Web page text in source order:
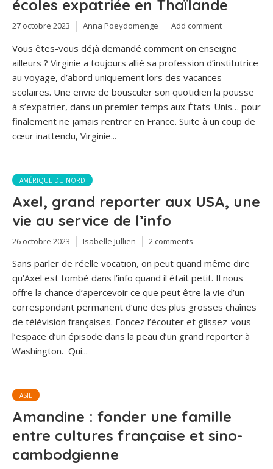
écoles expatriée en Thaïlande
27 octobre 2023 Anna Poeydomenge Add comment
Vous êtes-vous déjà demandé comment on enseigne
ailleurs ? Virginie a toujours allié sa profession d’institutrice
au voyage, d’abord uniquement lors des vacances
scolaires. Une envie de bousculer son quotidien la pousse
à s’expatrier, dans un premier temps aux États-Unis… pour
finalement ne jamais rentrer en France. Suite à un coup de
cœur inattendu, Virginie...
AMÉRIQUE DU NORD
Axel, grand reporter aux USA, une
vie au service de l’info
26 octobre 2023 Isabelle Jullien 2 comments
Sans parler de réelle vocation, on peut quand même dire
qu’Axel est tombé dans l’info quand il était petit. Il nous
offre la chance d’apercevoir ce que peut être la vie d’un
correspondant permanent d’une des plus grosses chaînes
de télévision françaises. Foncez l’écouter et glissez-vous
l’espace d’un épisode dans la peau d’un grand reporter à
Washington. Qui...
ASIE
Amandine : fonder une famille
entre cultures française et sino-
cambodgienne